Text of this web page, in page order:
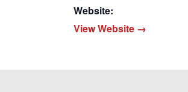
Website:
View Website →